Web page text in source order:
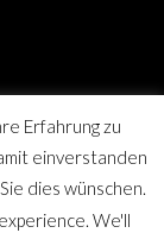
Erfahrung zu
einverstanden
dies wünschen.
We'll